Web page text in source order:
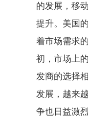
的发展，移
提升。美国
着市场需求
初，市场上
发商的选择
发展，越来
争也日益激烈